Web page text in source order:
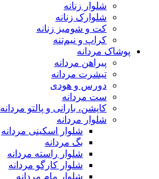
شلوار زنانه
شلوارک زنانه
کت و شومیز زنانه
کراپ و نیم‌تنه
پوشاک مردانه
پیراهن مردانه
تیشرت مردانه
دورس و هودی
ست مردانه
کاپشن، بارانی و پالتو مردانه
شلوار مردانه
شلوار اسکینی مردانه
بگ مردانه
شلوار راسته مردانه
شلوار کارگو مردانه
شلوار مام مردانه